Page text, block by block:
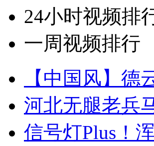
24小时视频排
一周视频排行
【中国风】德
河北无腿老兵
信号灯Plus！